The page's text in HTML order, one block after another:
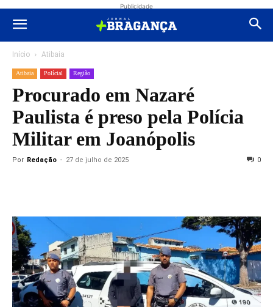
Publicidade
Início Atibaia
Atibaia Polícial Região
Procurado em Nazaré
Paulista é preso pela Polícia
Militar em Joanópolis
Por Redação - 27 de julho de 2025 0